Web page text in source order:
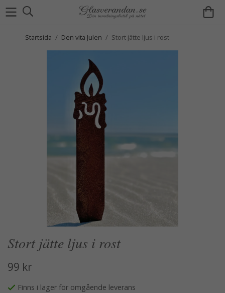
Startsida / Den vita Julen / Stort jätte ljus i rost
Stort jätte ljus i rost
99 kr
Finns i lager för omgående leverans